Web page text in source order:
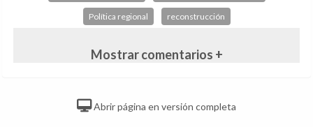
Política regional reconstrucción
Mostrar comentarios +
Abrir página en versión completa